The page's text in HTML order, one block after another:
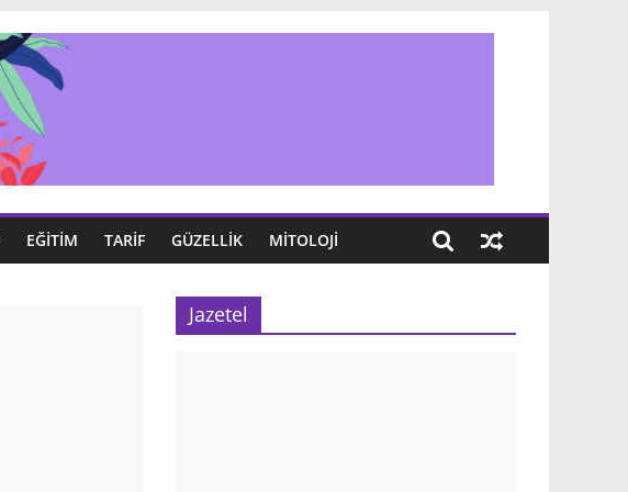
EĞITIM TARIF GÜZELLIK MITOLOJI
Jazetel